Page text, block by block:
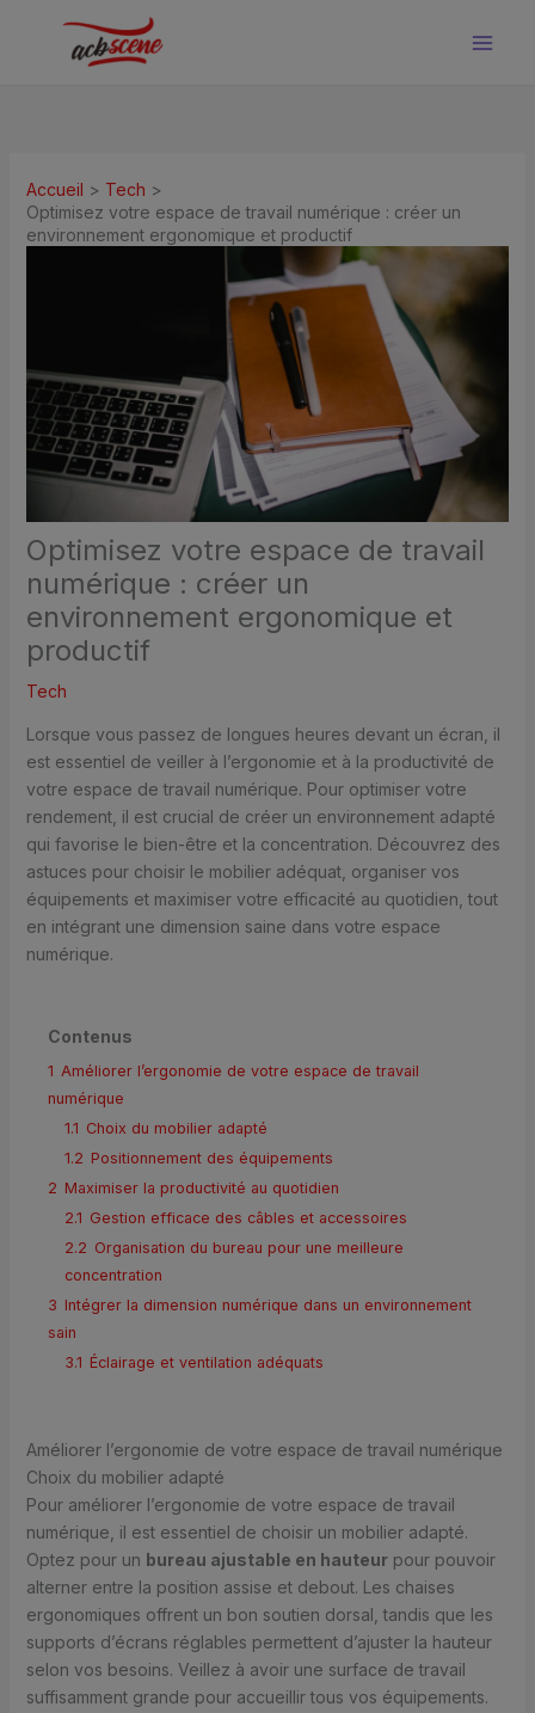
Accueil
Tech
Optimisez votre espace de travail numérique : créer un
environnement ergonomique et productif
Optimisez votre espace de travail
numérique : créer un
environnement ergonomique et
productif
Tech
Lorsque vous passez de longues heures devant un écran, il
est essentiel de veiller à l’ergonomie et à la productivité de
votre espace de travail numérique. Pour optimiser votre
rendement, il est crucial de créer un environnement adapté
qui favorise le bien-être et la concentration. Découvrez des
astuces pour choisir le mobilier adéquat, organiser vos
équipements et maximiser votre efficacité au quotidien, tout
en intégrant une dimension saine dans votre espace
numérique.
Contenus
1 Améliorer l’ergonomie de votre espace de travail
numérique
1.1 Choix du mobilier adapté
1.2 Positionnement des équipements
2 Maximiser la productivité au quotidien
2.1 Gestion efficace des câbles et accessoires
2.2 Organisation du bureau pour une meilleure
concentration
3 Intégrer la dimension numérique dans un environnement
sain
3.1 Éclairage et ventilation adéquats
Améliorer l’ergonomie de votre espace de travail numérique
Choix du mobilier adapté
Pour améliorer l’ergonomie de votre espace de travail
numérique, il est essentiel de choisir un mobilier adapté.
Optez pour un bureau ajustable en hauteurpour pouvoir
alterner entre la position assise et debout. Les chaises
ergonomiques offrent un bon soutien dorsal, tandis que les
supports d’écrans réglables permettent d’ajuster la hauteur
selon vos besoins. Veillez à avoir une surface de travail
suffisamment grande pour accueillir tous vos équipements.